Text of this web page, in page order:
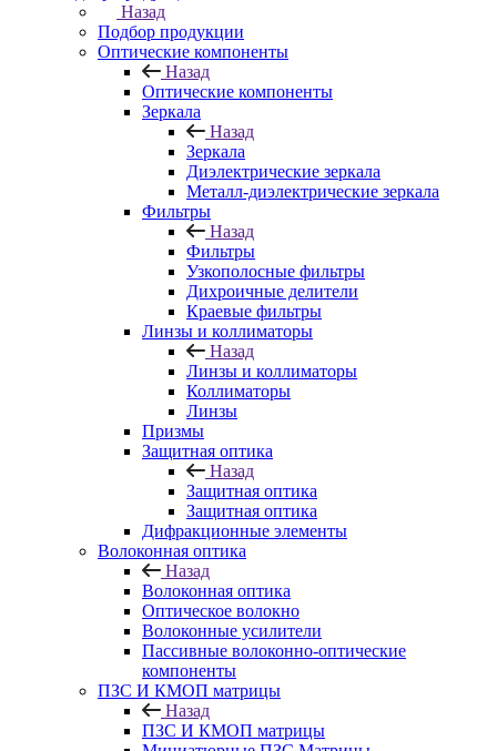
Назад
Подбор продукции
Оптические компоненты
Назад
Оптические компоненты
Зеркала
Назад
Зеркала
Диэлектрические зеркала
Металл-диэлектрические зеркала
Фильтры
Назад
Фильтры
Узкополосные фильтры
Дихроичные делители
Краевые фильтры
Линзы и коллиматоры
Назад
Линзы и коллиматоры
Коллиматоры
Линзы
Призмы
Защитная оптика
Назад
Защитная оптика
Защитная оптика
Дифракционные элементы
Волоконная оптика
Назад
Волоконная оптика
Оптическое волокно
Волоконные усилители
Пассивные волоконно-оптические
компоненты
ПЗС И КМОП матрицы
Назад
ПЗС И КМОП матрицы